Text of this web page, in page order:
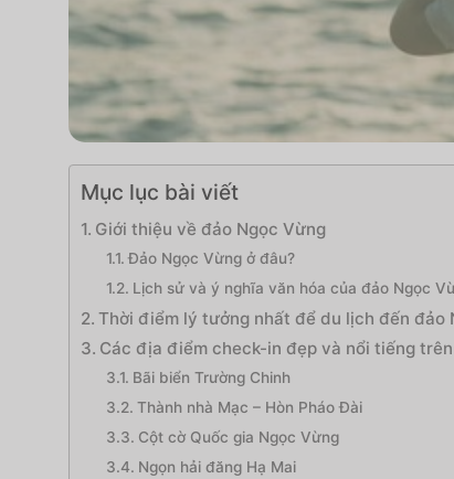
Mục lục bài viết
Giới thiệu về đảo Ngọc Vừng
Đảo Ngọc Vừng ở đâu?
Lịch sử và ý nghĩa văn hóa của đảo Ngọc
Thời điểm lý tưởng nhất để du lịch đến đảo
Các địa điểm check-in đẹp và nổi tiếng
Bãi biển Trường Chinh
Thành nhà Mạc – Hòn Pháo Đài
Cột cờ Quốc gia Ngọc Vừng
Ngọn hải đăng Hạ Mai